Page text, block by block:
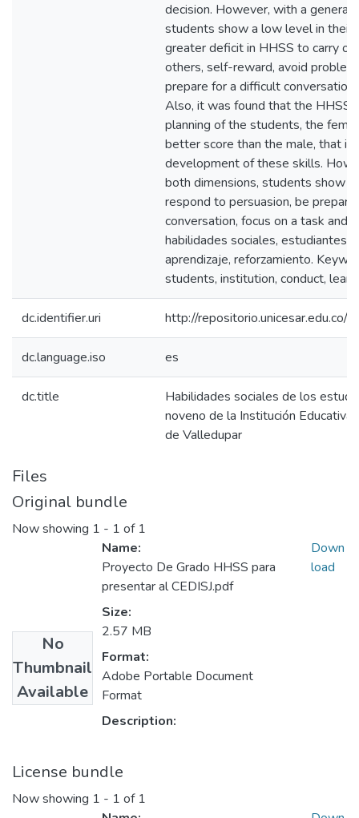
decision. However, with a general
students show a low level in their
greater deficit in HHSS to carry on
others, self-reward, avoid
prepare for a difficult conversation
Also, it was found that the HHSS
planning of the students, the
better score than the male, that
development of these skills.
both dimensions, students show
respond to persuasion, be
conversation, focus on a task and
habilidades sociales, estudiantes,
aprendizaje, reforzamiento.
students, institution, conduct,
dc.identifier.uri http://
dc.language.iso es
dc.title
Habilidades sociales de los
noveno de la Institución Educativa
de Valledupar
Files
Original bundle
Now showing 1 - 1 of 1
No
Thumbnail
Available
Name:
Proyecto De Grado HHSS para
presentar al CEDISJ.pdf
Size:
2.57 MB
Format:
Adobe Portable Document
Format
Description:
Down
load
License bundle
Now showing 1 - 1 of 1